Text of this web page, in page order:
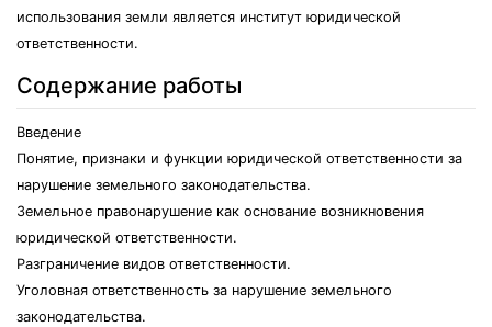
использования земли является институт юридической
ответственности.
Содержание работы
Введение
Понятие, признаки и функции юридической ответственности за
нарушение земельного законодательства.
Земельное правонарушение как основание возникновения
юридической ответственности.
Разграничение видов ответственности.
Уголовная ответственность за нарушение земельного
законодательства.